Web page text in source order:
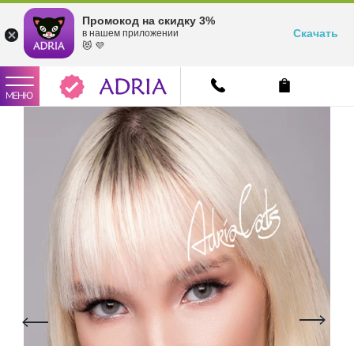
Промокод на скидку 3%
в нашем приложении
😻 💜
Скачать
МЕНЮ